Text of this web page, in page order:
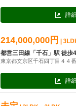
詳
214,000,000円
|
都営三田線「千石」駅 徒歩
東京都文京区千石四丁目４４
詳